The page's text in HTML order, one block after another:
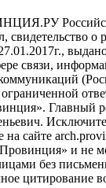
свидетельство
связи,
Главный
сайте
и не
без
цитирование